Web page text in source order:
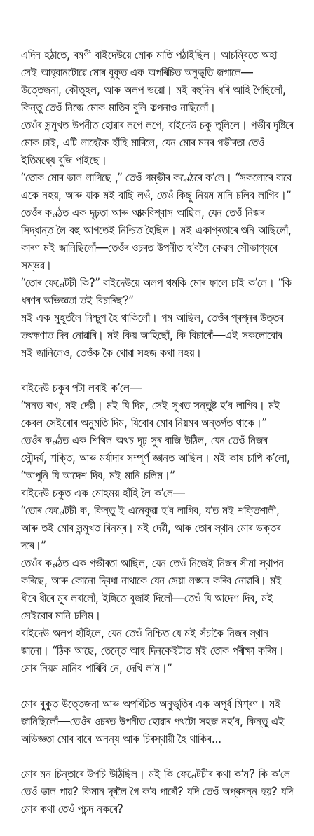
এদিন হঠাতে, ৰমণী বাইদেউয়ে মোক মাতি পঠাইছিল। আচম্বিতে অহা
সেই আহ্বানটোৱে মোৰ বুকুত এক অপৰিচিত অনুভূতি জগালে—
উত্তেজনা, কৌতূহল, আৰু অলপ ভয়ো। মই বহুদিন ধৰি আহি গৈছিলোঁ,
কিন্তু তেওঁ নিজে মোক মাতিব বুলি কল্পনাও নাছিলোঁ।
তেওঁৰ সন্মুখত উপনীত হোৱাৰ লগে লগে, বাইদেউ চকু তুলিলে। গভীৰ দৃষ্টিৰে
মোক চাই, এটি লাহেকৈ হাঁহি মাৰিলে, যেন মোৰ মনৰ গভীৰতা তেওঁ
ইতিমধ্যে বুজি পাইছে।
“তোক মোৰ ভাল লাগিছে ,” তেওঁ গম্ভীৰ কণ্ঠেৰে ক’লে। “সকলোৰে বাবে
একে নহয়, আৰু যাক মই বাছি লওঁ, তেওঁ কিছু নিয়ম মানি চলিব লাগিব।”
তেওঁৰ কণ্ঠত এক দৃঢ়তা আৰু আত্মবিশ্বাস আছিল, যেন তেওঁ নিজৰ
সিদ্ধান্ত লৈ বহু আগতেই নিশ্চিত হৈছিল। মই একাগ্ৰতাৰে শুনি আছিলোঁ,
কাৰণ মই জানিছিলোঁ—তেওঁৰ ওচৰত উপনীত হ’বলৈ কেৱল সৌভাগ্যৰে
সম্ভৱ।
“তোৰ ফেণ্টেচী কি?” বাইদেউয়ে অলপ থমকি মোৰ ফালে চাই ক’লে। “কি
ধৰণৰ অভিজ্ঞতা তই বিচাৰিছ?”
মই এক মুহূৰ্তলৈ নিশ্চুপ হৈ থাকিলোঁ। গম আছিল, তেওঁৰ প্ৰশ্নৰ উত্তৰ
তৎক্ষণাত দিব নোৱাৰি। মই কিয় আহিছোঁ, কি বিচাৰোঁ—এই সকলোবোৰ
মই জানিলেও, তেওঁক কৈ থোৱা সহজ কথা নহয়।
বাইদেউ চকুৰ পটা লৰাই ক’লে—
“মনত ৰাখ, মই দেৱী। মই যি দিম, সেই সুখত সন্তুষ্ট হ’ব লাগিব। মই
কেবল সেইবোৰ অনুমতি দিম, যিবোৰ মোৰ নিয়মৰ অন্তৰ্গত থাকে।”
তেওঁৰ কণ্ঠত এক শিথিল অথচ দৃঢ় সুৰ বাজি উঠিল, যেন তেওঁ নিজৰ
সৌন্দৰ্য, শক্তি, আৰু মৰ্যাদাৰ সম্পূৰ্ণ জ্ঞানত আছিল। মই কাষ চাপি ক’লো,
“আপুনি যি আদেশ দিব, মই মানি চলিম।”
বাইদেউ চকুত এক মোহময় হাঁহি লৈ ক’লে—
“তোৰ ফেণ্টেচী ক, কিন্তু ই এনেকুৱা হ’ব লাগিব, য’ত মই শক্তিশালী,
আৰু তই মোৰ সন্মুখত বিনম্ৰ। মই দেৱী, আৰু তোৰ স্থান মোৰ ভক্তৰ
দৰে।”
তেওঁৰ কণ্ঠত এক গভীৰতা আছিল, যেন তেওঁ নিজেই নিজৰ সীমা স্থাপন
কৰিছে, আৰু কোনো দ্বিধা নাথাকে যেন সেয়া লঙ্ঘন কৰিব নোৱাৰি। মই
ধীৰে ধীৰে মূৰ লৰালোঁ, ইঙ্গিতে বুজাই দিলোঁ—তেওঁ যি আদেশ দিব, মই
সেইবোৰ মানি চলিম।
বাইদেউ অলপ হাঁহিলে, যেন তেওঁ নিশ্চিত যে মই সঁচাকৈ নিজৰ স্থান
জানো। “ঠিক আছে, তেন্তে আহ দিনকেইটাত মই তোক পৰীক্ষা কৰিম।
মোৰ নিয়ম মানিব পাৰিবি নে, দেখি ল’ম।”
মোৰ বুকুত উত্তেজনা আৰু অপৰিচিত অনুভূতিৰ এক অপূৰ্ব মিশ্ৰণ। মই
জানিছিলোঁ—তেওঁৰ ওচৰত উপনীত হোৱাৰ পথটো সহজ নহ’ব, কিন্তু এই
অভিজ্ঞতা মোৰ বাবে অনন্য আৰু চিৰস্থায়ী হৈ থাকিব…
মোৰ মন চিন্তাৰে উপচি উঠিছিল। মই কি ফেণ্টেচীৰ কথা ক’ম? কি ক’লে
তেওঁ ভাল পায়? কিমান দূৰলৈ গৈ ক’ব পাৰোঁ? যদি তেওঁ অপ্ৰসন্ন হয়? যদি
মোৰ কথা তেওঁ পচন্দ নকৰে?